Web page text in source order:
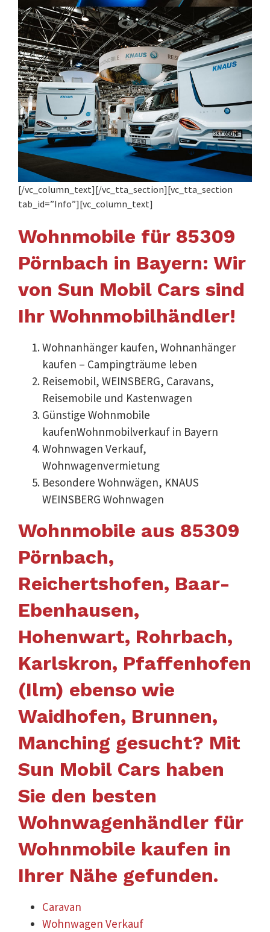
[/vc_column_text][/vc_tta_section][vc_tta_section
tab_id=”Info”][vc_column_text]
Wohnmobile für 85309
Pörnbach in Bayern: Wir
von Sun Mobil Cars sind
Ihr Wohnmobilhändler!
Wohnanhänger kaufen, Wohnanhänger
kaufen – Campingträume leben
Reisemobil, WEINSBERG, Caravans,
Reisemobile und Kastenwagen
Günstige Wohnmobile
kaufenWohnmobilverkauf in Bayern
Wohnwagen Verkauf,
Wohnwagenvermietung
Besondere Wohnwägen, KNAUS
WEINSBERG Wohnwagen
Wohnmobile aus 85309
Pörnbach,
Reichertshofen, Baar-
Ebenhausen,
Hohenwart, Rohrbach,
Karlskron, Pfaffenhofen
(Ilm) ebenso wie
Waidhofen, Brunnen,
Manching gesucht? Mit
Sun Mobil Cars haben
Sie den besten
Wohnwagenhändler für
Wohnmobile kaufen in
Ihrer Nähe gefunden.
Caravan
Wohnwagen Verkauf